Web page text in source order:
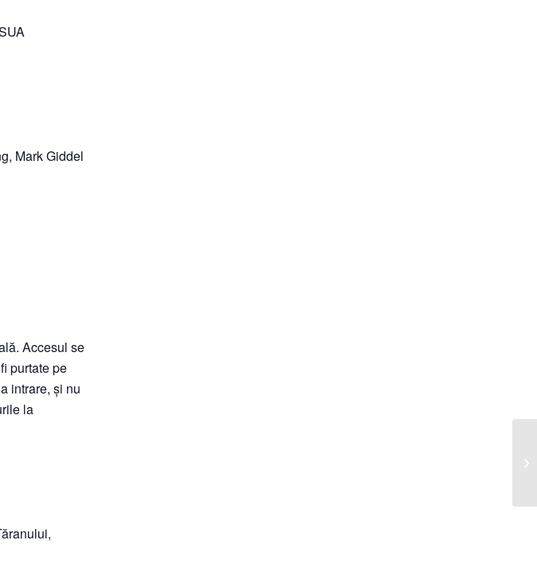
Mark Giddel
Accesul se
purtate pe
intrare, și nu
la